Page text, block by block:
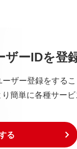
め、本ソフトウェ
負いません。
の対価として支払
連法規等に基づ
出管理関連法規
ザーIDを登
ザー登録をするこ
簡単に各種サー
る